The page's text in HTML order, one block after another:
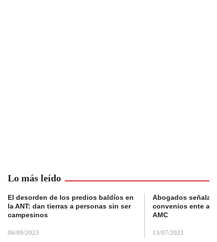
Lo más leído
El desorden de los predios baldíos en
la ANT: dan tierras a personas sin ser
campesinos
06/09/2023
Abogados
convenios ente
AMC
13/07/2023